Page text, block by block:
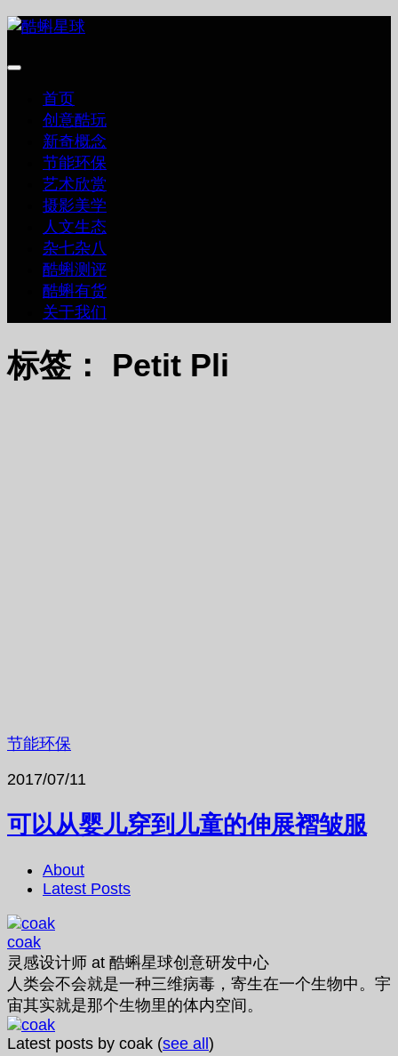
跳
内
首页
创意酷玩
新奇概念
节能环保
艺术欣赏
摄影美学
人文生态
杂七杂八
酷蝌测评
酷蝌有货
关于我们
标签： Petit Pli
节能环保
2017/07/11
可以从婴儿穿到儿童的伸展褶皱服
About
Latest Posts
coak
灵感设计师 at 酷蝌星球创意研发中心
人类会不会就是一种三维病毒，寄生在一个生物中。宇
宙其实就是那个生物里的体内空间。
Latest posts by coak (see all)